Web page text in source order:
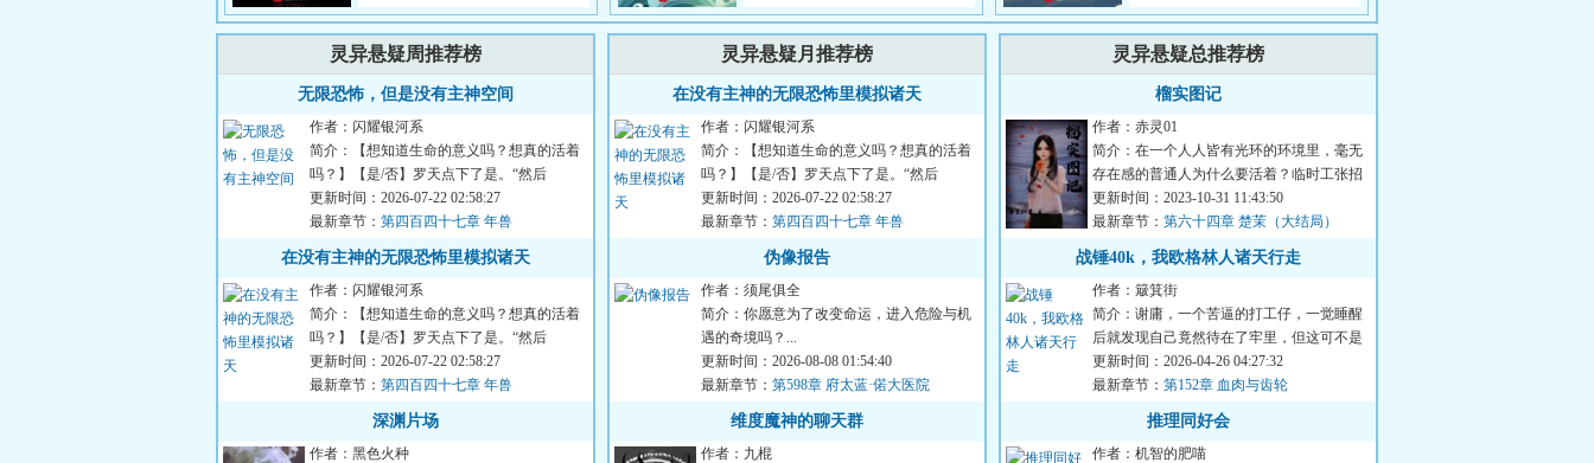
你没死啊
真妙术
大圣！
灵异悬疑周推荐榜
无限恐怖，但是没有主神空间
作者：闪耀银河系
简介：【想知道生命的意义吗？想真的活着
吗？】【是/否】罗天点下了是。“然后
呢？”“然后我的存款就被...
更新时间：2026-07-22 02:58:27
最新章节： 第四百四十七章 年兽
在没有主神的无限恐怖里模拟诸天
作者：闪耀银河系
简介：【想知道生命的意义吗？想真的活着
吗？】【是/否】罗天点下了是。“然后
呢？”“然后我的存款就被...
更新时间：2026-07-22 02:58:27
最新章节： 第四百四十七章 年兽
深渊片场
作者：黑色火种
灵异悬疑月推荐榜
在没有主神的无限恐怖里模拟诸天
作者：闪耀银河系
简介：【想知道生命的意义吗？想真的活着
吗？】【是/否】罗天点下了是。“然后
呢？”“然后我的存款就被...
更新时间：2026-07-22 02:58:27
最新章节： 第四百四十七章 年兽
伪像报告
作者：须尾俱全
简介：你愿意为了改变命运，进入危险与机
遇的奇境吗？...
更新时间：2026-08-08 01:54:40
最新章节： 第598章 府太蓝·偌大医院
维度魔神的聊天群
作者：九棍
灵异悬疑总推荐榜
榴实图记
作者：赤灵01
简介：在一个人人皆有光环的环境里，毫无
存在感的普通人为什么要活着？临时工张招
娣在思考这个哲学终极问...
更新时间：2023-10-31 11:43:50
最新章节： 第六十四章 楚茉（大结局）
战锤40k，我欧格林人诸天行走
作者：簸箕街
简介：谢庸，一个苦逼的打工仔，一觉睡醒
后就发现自己竟然待在了牢里，但这可不是
一般的牢里……至于为什...
更新时间：2026-04-26 04:27:32
最新章节： 第152章 血肉与齿轮
推理同好会
作者：机智的肥喵